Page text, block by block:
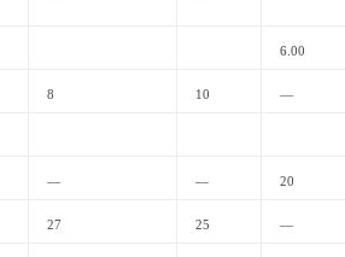
6.00
8 10 —
— — 20
27 25 —